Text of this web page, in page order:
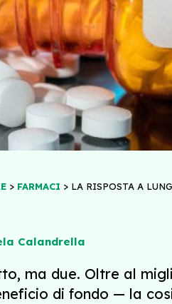
> FARMACI > LA RISPOSTA A
Calandrella
ma due. Oltre al
di fondo — la